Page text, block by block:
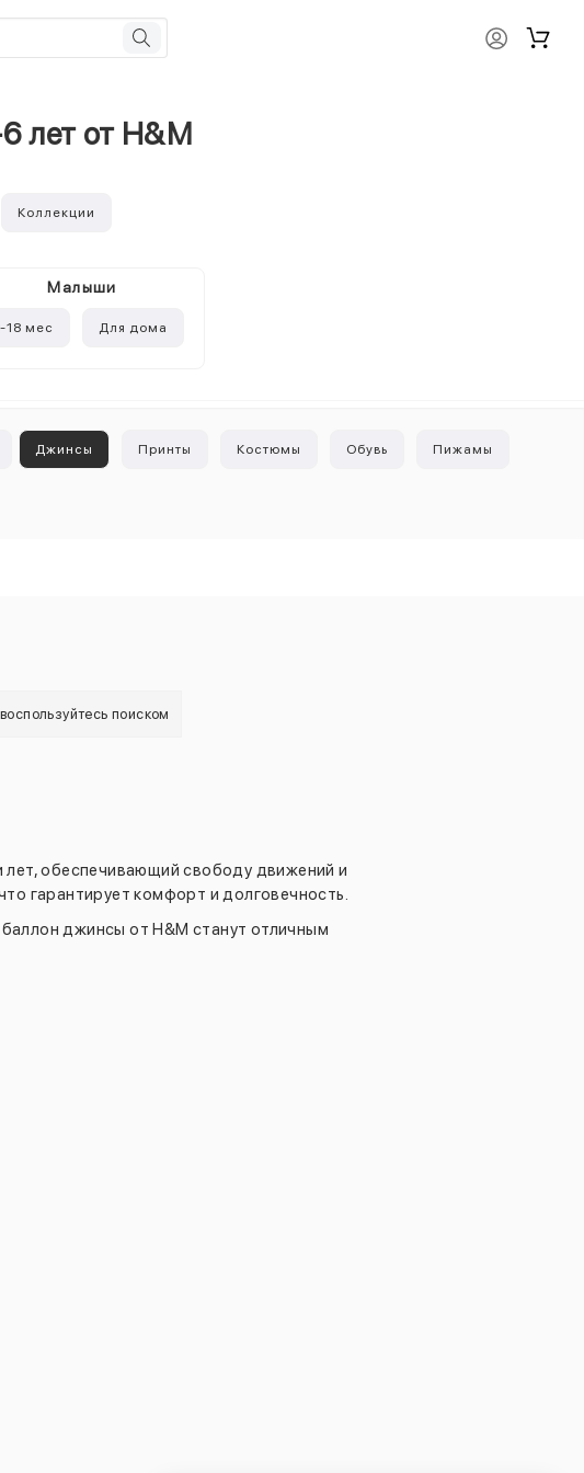
лет от H&M
Коллекции
Малыши
18 мес Для дома
Джинсы Принты Костюмы Обувь Пижамы
поиском
обеспечивающий свободу движений и
гарантирует комфорт и долговечность.
джинсы от H&M станут отличным